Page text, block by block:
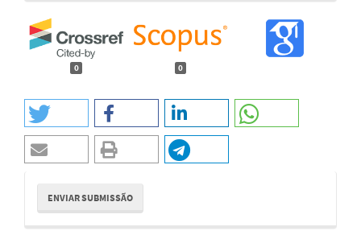
0 0
Enviar
Submissão
ENVIAR SUBMISSÃO